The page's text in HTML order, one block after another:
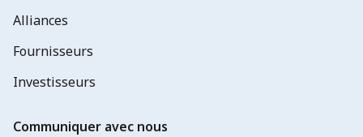
Alliances
Fournisseurs
Investisseurs
Communiquer avec nous